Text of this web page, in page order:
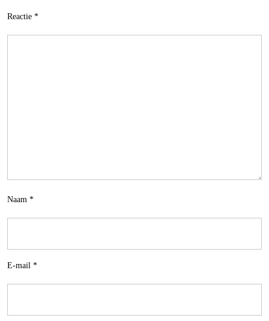
Reactie *
Naam *
E-mail *